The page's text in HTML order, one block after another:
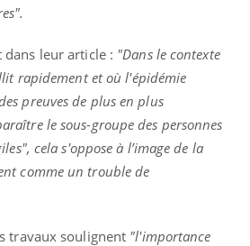
dans leur article : "Dans le contexte
rapidement et où l'épidémie
preuves de plus en plus
le sous-groupe des personnes
cela s'oppose à l’image de la
comme un trouble de
travaux soulignent "l'importance